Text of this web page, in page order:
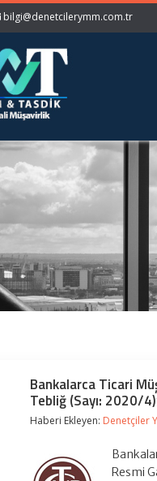
bilgi@denetcilerymm.com.tr
Bankalarca Ticari
Tebliğ (Sayı: 2020/
Haberi Ekleyen: Denetçiler
Resmi